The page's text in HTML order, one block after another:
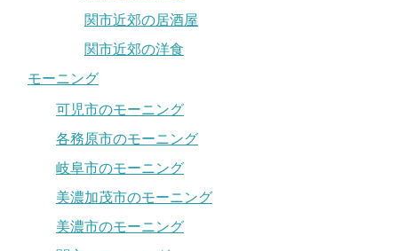
関市近郊の居酒屋
関市近郊の洋食
モーニング
可児市のモーニング
各務原市のモーニング
岐阜市のモーニング
美濃加茂市のモーニング
美濃市のモーニング